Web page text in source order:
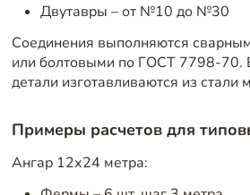
Двутавры – от №10 до №30
Соединения выполняются
или болтовыми по ГОСТ 7798-70.
детали изготавливаются из стали
Примеры расчетов для
Ангар 12х24 метра: